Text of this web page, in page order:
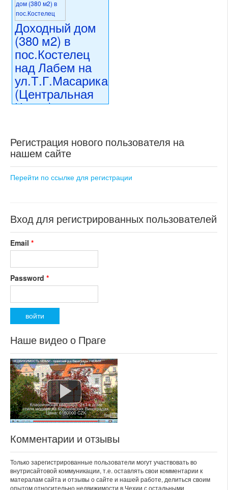
коммерческого использования
состояние: после
реконструкции
номер объекта:20257
Доходный дом
(380 м2) в
пос.Костелец
над Лабем на
ул.Т.Г.Масарика
(Центральная
Чехия)
раздел: объекты для
коммерческого использования
номер объекта:20460
Регистрация нового пользователя на
нашем сайте
Перейти по ссылке для регистрации
Вход для регистрированных пользователей
Email *
Password *
Наше видео о Праге
Комментарии и отзывы
Только зарегистрированные пользователи могут участвовать во
внутрисайтовой коммуникации, т.е. оставлять свои комментарии к
матералам сайта и отзывы о сайте и нашей работе, делиться своим
опытом относительно недвижимости в Чехии с остальными